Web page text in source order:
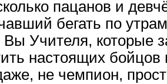
пацанов и
бегать по
Вы Учителя, которые
настоящих
не чемпион,